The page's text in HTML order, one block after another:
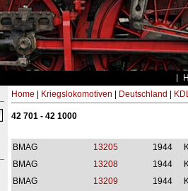
Home Kriegslokomotiven Deutschland
42 701 - 42 1000
BMAG 13205 1944
BMAG
13208 1944
BMAG
13209 1944